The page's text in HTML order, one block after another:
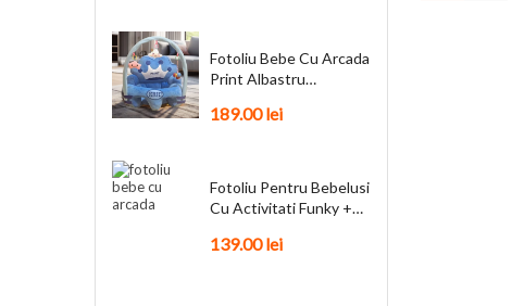
Fotoliu Bebe Cu Arcada
Print Albastru
189.00lei
Fotoliu Pentru Bebelusi
Cu Activitati Funky +
139.00lei